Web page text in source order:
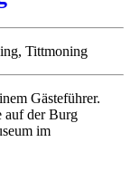
Tittmoning
Gästeführer.
auf der Burg
im